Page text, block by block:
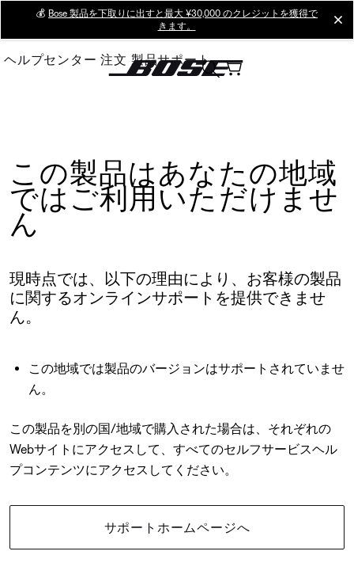
Main
💰 Bose 製品を下取りに出すと最大 ¥30,000 のクレジットを獲得で
きます。
ヘルプセンター 注文 製品サポート
この製品はあなたの地域
ではご利用いただけませ
ん
現時点では、以下の理由により、お客様の製品
に関するオンラインサポートを提供できませ
ん。
この地域では製品のバージョンはサポートされていませ
ん。
この製品を別の国/地域で購入された場合は、それぞれの
Webサイトにアクセスして、すべてのセルフサービスヘル
プコンテンツにアクセスしてください。
サポートホームページへ